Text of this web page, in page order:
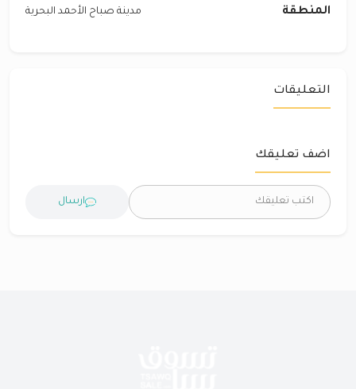
المنطقة مدينة صباح الأحمد البحرية
التعليقات
اضف تعليقك
ارسال